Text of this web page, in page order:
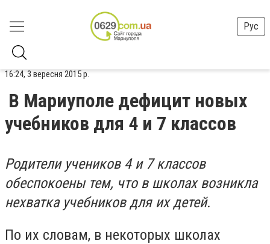
Рус
16:24, 3 вересня 2015 р.
В Мариуполе дефицит новых
учебников для 4 и 7 классов
Родители учеников 4 и 7 классов
обеспокоены тем, что в школах возникла
нехватка учебников для их детей.
По их словам, в некоторых школах